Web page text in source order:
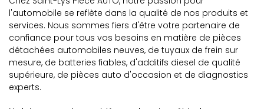
l'automobile se reflète dans la qualité de nos produits et
services. Nous sommes fiers d'être votre partenaire de
confiance pour tous vos besoins en matière de pièces
détachées automobiles neuves, de tuyaux de frein sur
mesure, de batteries fiables, d'additifs diesel de qualité
supérieure, de pièces auto d'occasion et de diagnostics
experts.